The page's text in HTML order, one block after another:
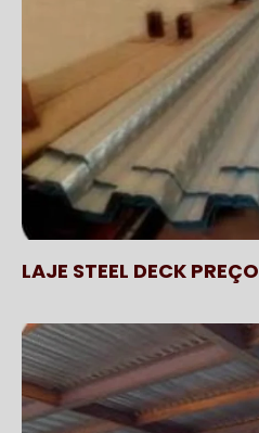
LAJE STEEL DECK PREÇO